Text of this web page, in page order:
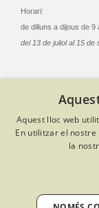
Horari:
de dilluns a dijous de 9
del 13 de juliol al 15 de
© Col·legi Oficial
Criteris de privacitat
Política de protecció
Aquest lloc web
En utilitzar el nostre
la